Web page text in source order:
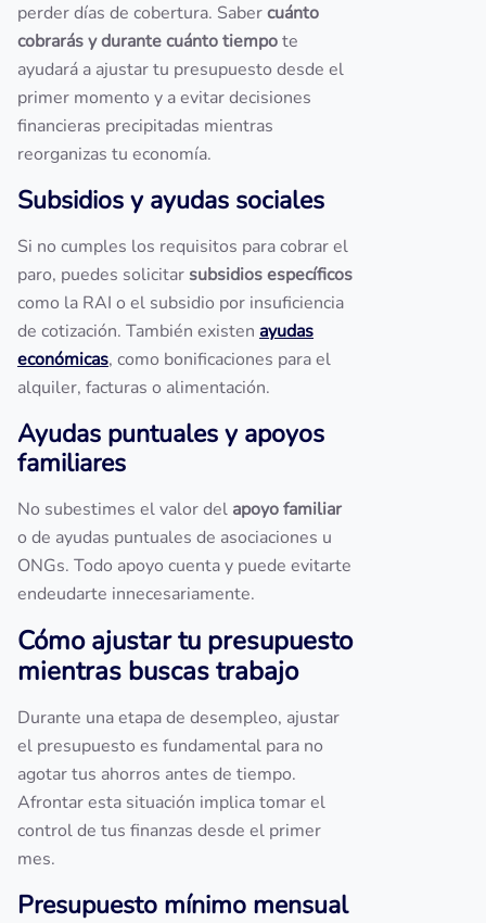
perder días de cobertura. Sabercuánto
cobrarás y durante cuánto tiempote
ayudará a ajustar tu presupuesto desde el
primer momento y a evitar decisiones
financieras precipitadas mientras
reorganizas tu economía.
Subsidios y ayudas sociales
Si no cumples los requisitos para cobrar el
paro, puedes solicitarsubsidios específicos
como la RAI o el subsidio por insuficiencia
de cotización. También existen ayudas
económicas, como bonificaciones para el
alquiler, facturas o alimentación.
Ayudas puntuales y apoyos
familiares
No subestimes el valor del apoyo familiar
o de ayudas puntuales de asociaciones u
ONGs. Todo apoyo cuenta y puede evitarte
endeudarte innecesariamente.
Cómo ajustar tu presupuesto
mientras buscas trabajo
Durante una etapa de desempleo, ajustar
el presupuesto es fundamental para no
agotar tus ahorros antes de tiempo.
Afrontar esta situación implica tomar el
control de tus finanzas desde el primer
mes.
Presupuesto mínimo mensual